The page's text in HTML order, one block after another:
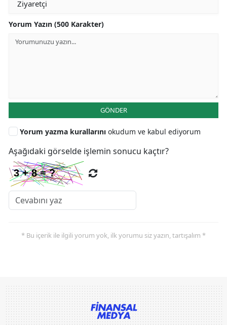
Yorum Yazın (500 Karakter)
GÖNDER
Yorum yazma kurallarını okudum ve kabul ediyorum
Aşağıdaki görselde işlemin sonucu kaçtır?
* Bu içerik ile ilgili yorum yok, ilk yorumu siz yazın, tartışalım *